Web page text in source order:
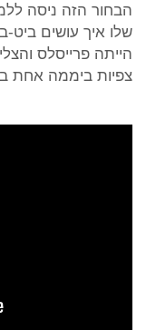
הבחור הזה ניסה
שלו איך עושים
הייתה פרייסלס
צפיות ביממה אחת